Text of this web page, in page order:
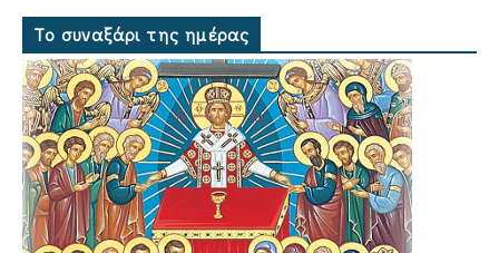
Το συναξάρι της ημέρας